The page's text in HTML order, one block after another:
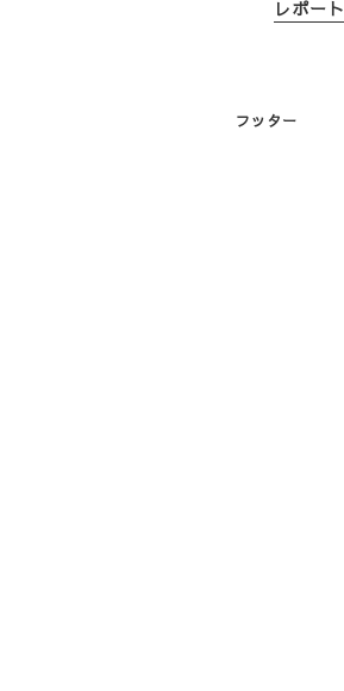
レポート
フッター